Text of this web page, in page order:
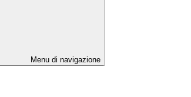
Menu di navigazione